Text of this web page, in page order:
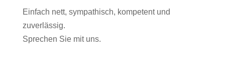
Einfach nett, sympathisch, kompetent und
zuverlässig.
Sprechen Sie mit uns.